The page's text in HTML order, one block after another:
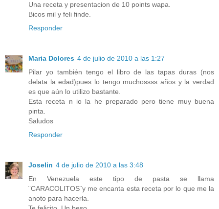
Una receta y presentacion de 10 points wapa.
Bicos mil y feli finde.
Responder
Maria Dolores 4 de julio de 2010 a las 1:27
Pilar yo también tengo el libro de las tapas duras (nos
delata la edad)pues lo tengo muchossss años y la verdad
es que aún lo utilizo bastante.
Esta receta n io la he preparado pero tiene muy buena
pinta.
Saludos
Responder
Joselin 4 de julio de 2010 a las 3:48
En Venezuela este tipo de pasta se llama
¨CARACOLITOS¨y me encanta esta receta por lo que me la
anoto para hacerla.